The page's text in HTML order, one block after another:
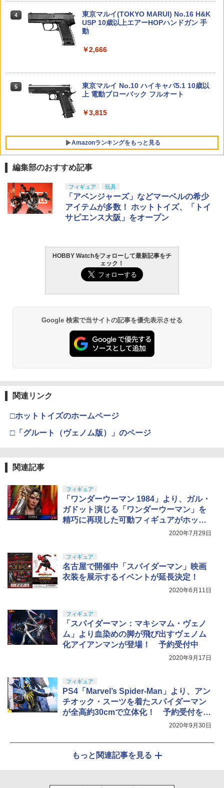
4
【中古】 バンダイスピリッツ 5068698
クレイモデルキット ウンコスルデイズ
アイドルうんち 【A´】 ※未組立・外箱
【中古】 バンダイスピリッツ 5068698
アイドルうんち 【A´】 ※未組立・外箱
￥66
と」 猫猫 フィギュア 園遊会【住吉店】
￥1,980
ー 全1種
強化ハンマースプリング (GHK M4 GBB
対応) ガスブロ サバゲー
￥2,457
アソフト用 ライフル収納バッグ ガンケ
ース ライフルケース ショットガンケー
ス ソフトガンケース エアガン収納 サバ
ゲー 軽量 耐水 サバイバルゲーム
￥2,480
5
TAILOR JAPAN タクティカルポーチ ミ
リタリーポーチ サバゲーポーチ スマホ
サバゲー ベルクロ ミリタリーバッグ ア
備 サバゲー装備 M4-ED61-SL63
￥2,698
タミヤ OP.823 クランプ式アルミホイー
￥8,918
セス On the Run シリーズ ブラインドボ
新年のギフトに最適 (一個入り)
￥1,650
TERS Big into Energy シリーズ ぬいぐ
るみペンダント 【1ピース】 エナジーラ
ブブ labubu ラブブ らぶぶ ポップマー
ト ブラインドボックス フィギュア おも
ちゃ ガチャガチャ プラモデル ギフト 推
￥2,750
マックスファクトリー PLAMATEA MX
ール 全高約160mm
ニオンフラッグカスタム 1/144スケール
￥1,800
4
東京マルイ(TOKYO MARUI) No.16 H&K
USP 10歳以上エアーHOPハンドガン 手
動
￥2,666
5
東京マルイ No.10 ハイキャパ5.1 10歳以
上 電動ブローバック フルオート
￥3,815
Amazonランキングをもっと見る
1
GSIクレオス Mr.トップコート 水性プレ
ミアムトップコートスプレー 光沢 88ml
ホビー用仕上材 B601
￥748
LOCTITE(ロックタイト) シールはがし
プレミアム 220ml
タミヤ クラフトツールシリーズ No.123
先細薄刃ニッパー (ゲートカット用) プラ
モデル用工具 74123
型用接着剤 87003
￥184
8ml ホビー用仕上材 B603
￥710
編集部のおすすめ記事
フィギュア 玩具
「アベンジャーズ」などマーベルの希少
アイテムが多数！ ホットトイズ、「トイ
サピエンス大阪」をオープン
HOBBY Watchをフォローして最新記事をチ
ェック！
Google 検索で当サイトの記事を優先表示させる
関連リンク
□ホットトイズのホームページ
□「グルート（ヴェノム版）」のページ
関連記事
フィギュア
「ワンダーウーマン 1984」より、ガル・
ガドット演じる「ワンダーウーマン」を
精巧に再現した可動フィギュアがホット
2020年7月29日
フィギュア
名古屋で開催中「スパイダーマン」映画
衣装を展示するイベントが延長決定！
2020年6月11日
フィギュア
「スパイダーマン：マキシマム・ヴェノ
ム」より血染めの脚が飛び出すヴェノム
化アイアンマンが登場！ 予約受付中
2020年9月17日
フィギュア
PS4「Marvel’s Spider-Man」より、アン
チオック・スーツを着たスパイダーマン
が全高約30cmで立体化！ 予約受付を開
2020年9月30日
もっと関連記事を見る